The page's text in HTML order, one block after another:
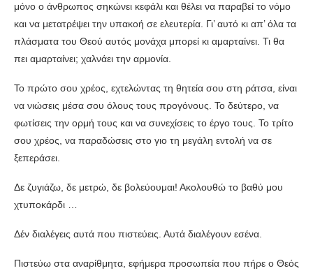
μόνο ο άνθρωπος σηκώνει κεφάλι και θέλει να παραβεί το νόμο
και να μετατρέψει την υπακοή σε ελευτερία. Γι’ αυτό κι απ’ όλα τα
πλάσματα του Θεού αυτός μονάχα μπορεί κι αμαρταίνει. Τι θα
πει αμαρταίνει; χαλνάει την αρμονία.
Το πρώτο σου χρέος, εχτελώντας τη θητεία σου στη ράτσα, είναι
να νιώσεις μέσα σου όλους τους προγόνους. Το δεύτερο, να
φωτίσεις την ορμή τους και να συνεχίσεις το έργο τους. Το τρίτο
σου χρέος, να παραδώσεις στο γιο τη μεγάλη εντολή να σε
ξεπεράσει.
Δε ζυγιάζω, δε μετρώ, δε βολεύουμαι! Ακολουθώ το βαθύ μου
χτυποκάρδι …
Δέν διαλέγεις αυτά που πιστεύεις. Αυτά διαλέγουν εσένα.
Πιστεύω στα αναρίθμητα, εφήμερα προσωπεία που πήρε ο Θεός